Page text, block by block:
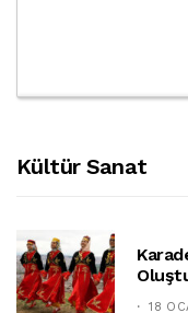
Kültür Sanat
18